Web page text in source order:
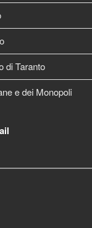
di Taranto
e dei Monopoli